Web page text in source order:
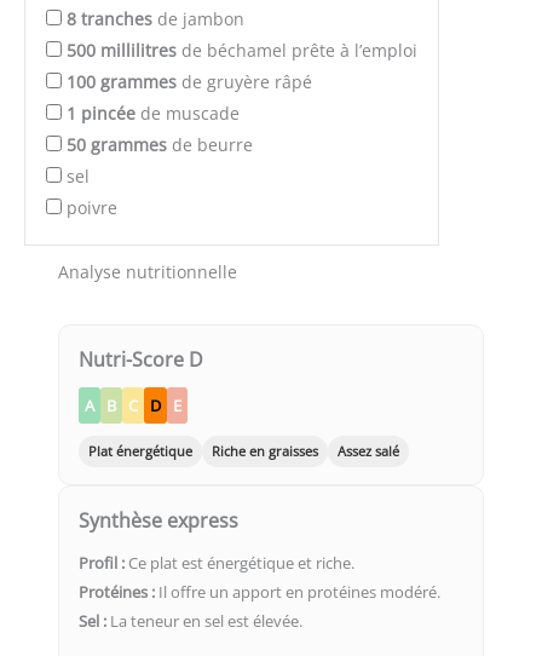
8 tranches de jambon
500 millilitres de béchamel prête à l’emploi
100 grammes de gruyère râpé
1 pincée de muscade
50 grammes de beurre
sel
poivre
Analyse nutritionnelle
Nutri-Score D
A B C D E
Plat énergétique Riche en graisses Assez salé
Synthèse express
Profil : Ce plat est énergétique et riche.
Protéines : Il offre un apport en protéines modéré.
Sel : La teneur en sel est élevée.